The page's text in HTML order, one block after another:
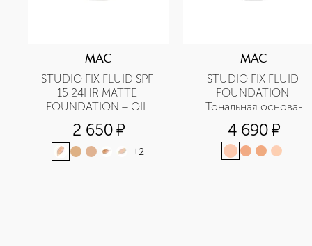
MAC
STUDIO FIX ​FLUID SPF
15 24HR MATTE
FOUNDATION + OIL
CONTROL / MINI M·A·C
Тональная основа в
дорожном формате
2 650¤
+2
MAC
STUDIO FIX FLUID
FOUNDATION
Тональная основа-
флюид SPF15
4 690¤